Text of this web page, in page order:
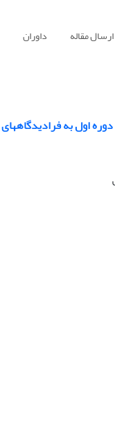
ارسال مقاله داوران
اول به